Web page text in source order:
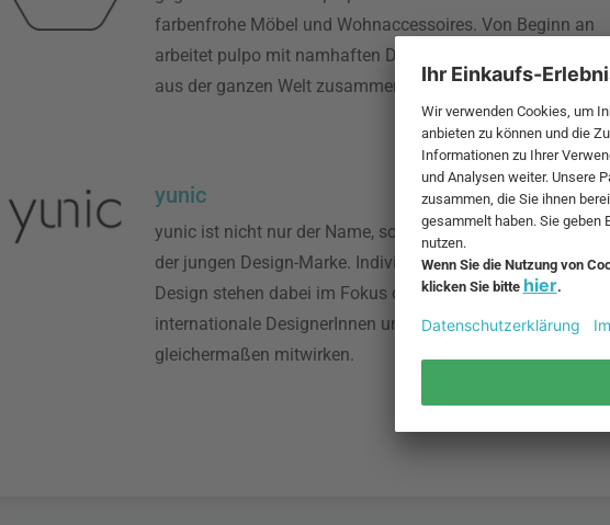
farbenfrohe Möbel und Wohnaccessoires. Von Beginn an
arbeitet pulpo mit namhaften Designern und Architekten
aus der ganzen Welt zusammen.
yunic
yunic ist nicht nur der Name, sondern auch das Motto
der jungen Design-Marke. Individuelles und einzigartiges
Design stehen dabei im Fokus der Gestaltung, bei der
internationale DesignerInnen und NewcomerInnen
gleichermaßen mitwirken.